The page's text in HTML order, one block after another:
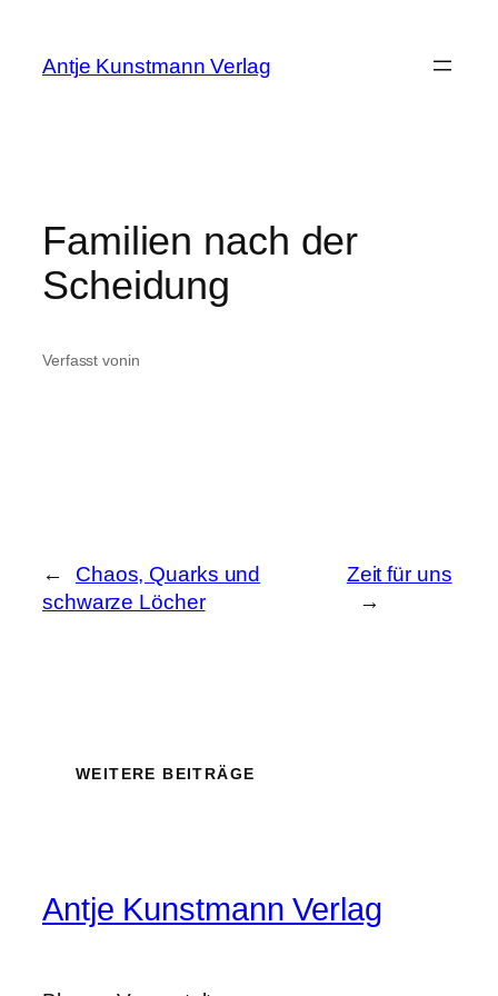
springen
Antje Kunstmann Verlag
Familien nach der
Scheidung
Verfasst vonin
←
Chaos, Quarks und
schwarze Löcher
Zeit für uns
→
WEITERE BEITRÄGE
Antje Kunstmann Verlag